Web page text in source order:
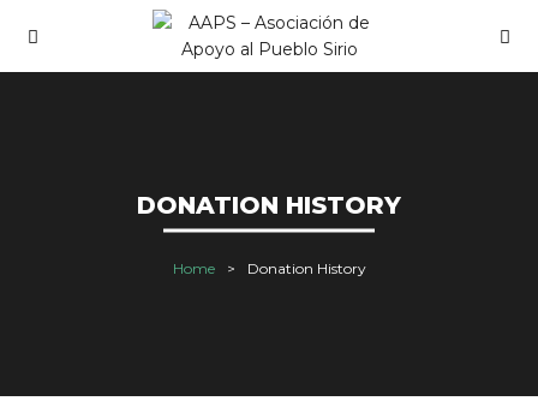
DONATION HISTORY
Home Donation History